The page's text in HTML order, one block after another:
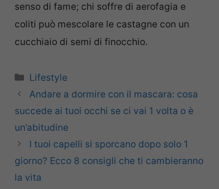
senso di fame; chi soffre di aerofagia e
coliti può mescolare le castagne con un
cucchiaio di semi di finocchio.
Categorie
Lifestyle
Andare a dormire con il mascara: cosa
succede ai tuoi occhi se ci vai 1 volta o è
un’abitudine
I tuoi capelli si sporcano dopo solo 1
giorno? Ecco 8 consigli che ti cambieranno
la vita